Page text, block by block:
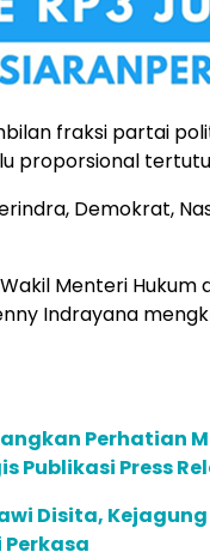
fraksi partai
proporsional
Demokrat,
Menteri Hukum
Indrayana
Perhatian
Publikasi Press
Disita,
Perkasa